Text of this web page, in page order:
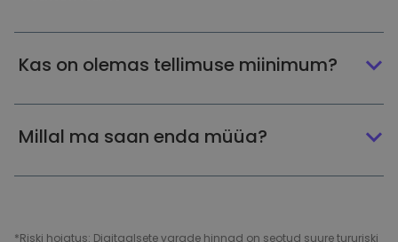
Kas on olemas tellimuse miinimum?
Millal ma saan enda müüa?
*Riski hoiatus: Digitaalsete varade hinnad on seotud suure tururiski